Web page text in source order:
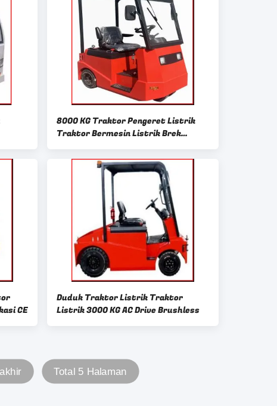
8000 KG Traktor Pengeret Listrik
Traktor Bermesin Listrik Brek
CE
Duduk Traktor Listrik Traktor
Listrik 3000 KG AC Drive Brushless
Total 5 Halaman